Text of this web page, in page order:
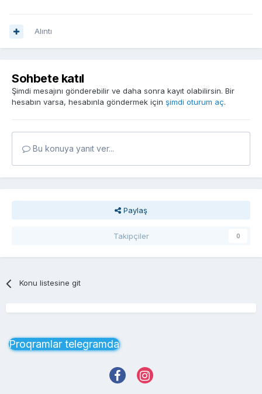
Alıntı
Sohbete katıl
Şimdi mesajını gönderebilir ve daha sonra kayıt olabilirsin. Bir
hesabın varsa, hesabınla göndermek için şimdi oturum aç.
Bu konuya yanıt ver...
Paylaş
Takipçiler 0
Konu listesine git
Proqramlar telegramda